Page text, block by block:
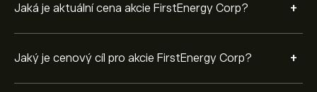
Jaká je aktuální cena akcie FirstEnergy Corp? +
Jaký je cenový cíl pro akcie FirstEnergy Corp? +